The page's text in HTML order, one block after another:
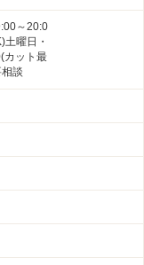
～20:0
曜日・
カット最
談